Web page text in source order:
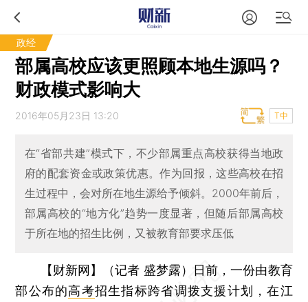
政经
部属高校应该更照顾本地生源吗？
财政模式影响大
2016年05月23日 13:20 T中
在“省部共建”模式下，不少部属重点高校获得当地政
府的配套资金或政策优惠。作为回报，这些高校在招
生过程中，会对所在地生源给予倾斜。2000年前后，
部属高校的“地方化”趋势一度显著，但随后部属高校
于所在地的招生比例，又被教育部要求压低
【财新网】（记者 盛梦露）
日前，一份由教育
部公布的高考招生指标跨省调拨支援计划，在江